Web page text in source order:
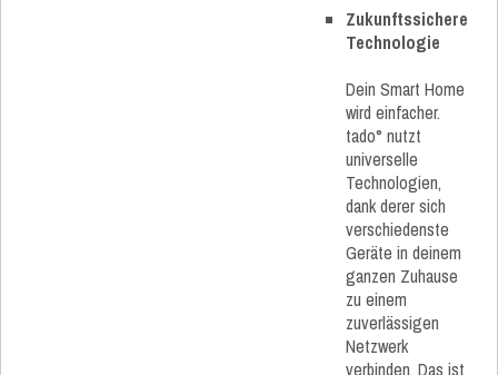
Zukunftssichere
Technologie
Dein Smart Home
wird einfacher.
tado° nutzt
universelle
Technologien,
dank derer sich
verschiedenste
Geräte in deinem
ganzen Zuhause
zu einem
zuverlässigen
Netzwerk
verbinden. Das ist